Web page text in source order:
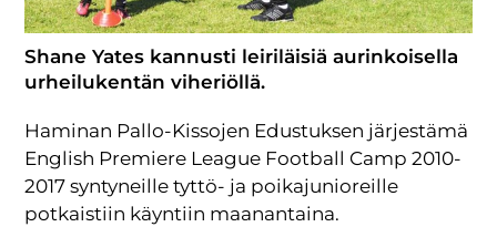
Shane Yates kannusti leiriläisiä aurinkoisella
urheilukentän viheriöllä.
Haminan Pallo-Kissojen Edustuksen järjestämä
English Premiere League Football Camp 2010-
2017 syntyneille tyttö- ja poikajunioreille
potkaistiin käyntiin maanantaina.